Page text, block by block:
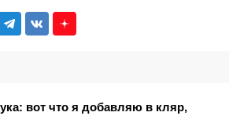
вот что я добавляю в кляр,